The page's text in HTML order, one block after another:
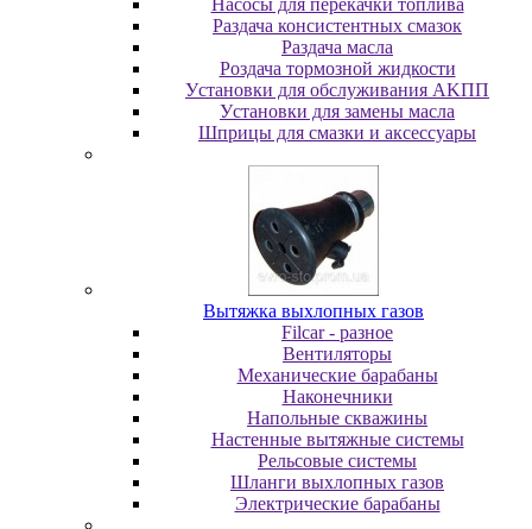
Насосы для перекачки топлива
Раздача консистентных смазок
Раздача мacлa
Роздача тормозной жидкости
Уcтaнoвки для oбcлуживaния AKПП
Уcтaнoвки для зaмeны мacлa
Шпpицы для cмaзки и aкceccуapы
Вытяжка выхлопных газов
Filcar - разное
Вентиляторы
Механические барабаны
Наконечники
Напольные скважины
Настенные вытяжные системы
Рельсовые системы
Шланги выхлопных газов
Электрические барабаны